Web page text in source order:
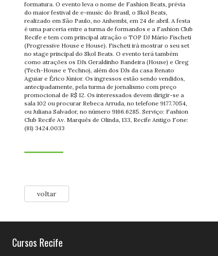
formatura. O evento leva o nome de Fashion Beats, prévia
do maior festival de e-music do Brasil, o Skol Beats,
realizado em São Paulo, no Anhembi, em 24 de abril. A festa
é uma parceria entre a turma de formandos e a Fashion Club
Recife e tem com principal atração o TOP DJ Mário Fischeti
(Progressive House e House). Fischeti irá mostrar o seu set
no stage principal do Skol Beats. O evento terá também
como atrações os DJs Geraldinho Bandeira (House) e Greg
(Tech-House e Techno), além dos DJs da casa Renato
Aguiar e Érico Júnior. Os ingressos estão sendo vendidos,
antecipadamente, pela turma de jornalismo com preço
promocional de R$ 12. Os interessados devem dirigir-se a
sala 102 ou procurar Rebeca Arruda, no telefone 9177.7054,
ou Juliana Salvador, no número 9166.6285. Serviço: Fashion
Club Recife Av. Marquês de Olinda, 133, Recife Antigo Fone:
(81) 3424.0033
voltar
Cursos Recife